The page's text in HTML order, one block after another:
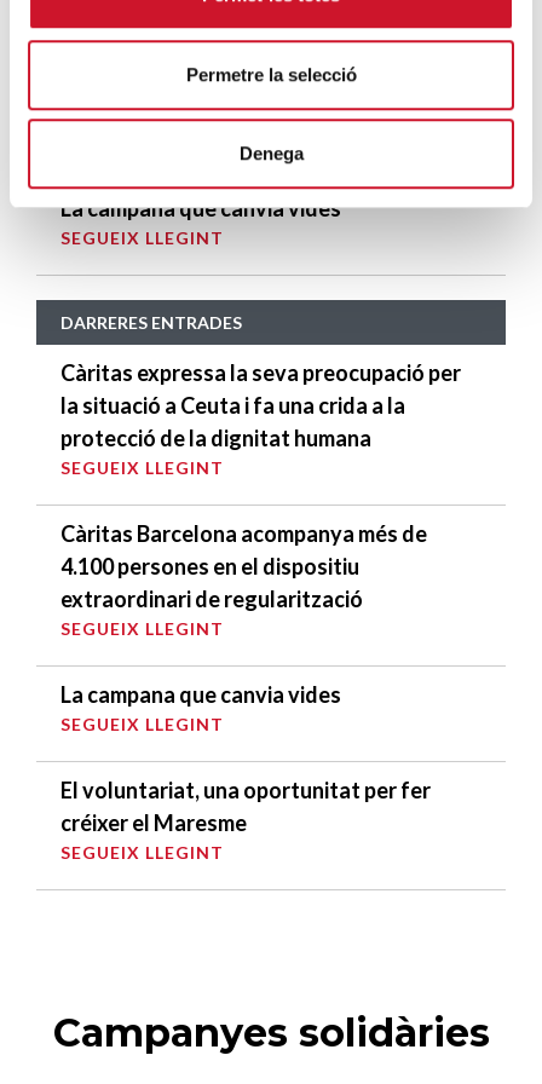
Permetre la selecció
Denega
“La intel·ligència artificial afectarà llocs de
feina que fins ara havien quedat
preservats de grans canvis tecnològics”
La campana que canvia vides
SEGUEIX LLEGINT
DARRERES ENTRADES
Càritas expressa la seva preocupació per
la situació a Ceuta i fa una crida a la
protecció de la dignitat humana
SEGUEIX LLEGINT
Càritas Barcelona acompanya més de
4.100 persones en el dispositiu
extraordinari de regularització
SEGUEIX LLEGINT
La campana que canvia vides
SEGUEIX LLEGINT
El voluntariat, una oportunitat per fer
créixer el Maresme
SEGUEIX LLEGINT
Campanyes solidàries